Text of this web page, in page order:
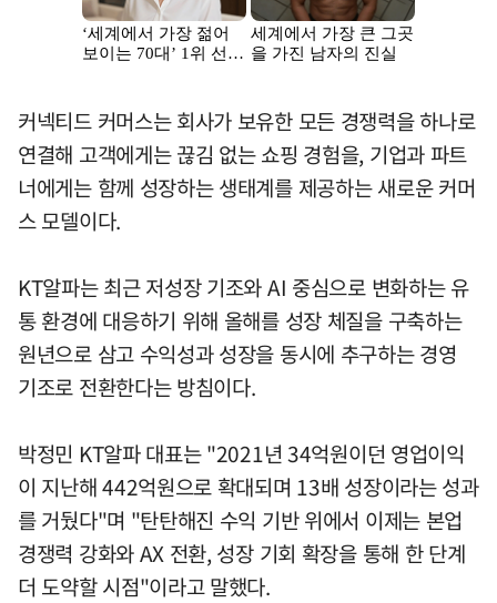
커넥티드 커머스는 회사가 보유한 모든 경쟁력을 하나로
연결해 고객에게는 끊김 없는 쇼핑 경험을, 기업과 파트
너에게는 함께 성장하는 생태계를 제공하는 새로운 커머
스 모델이다.
KT알파는 최근 저성장 기조와 AI 중심으로 변화하는 유
통 환경에 대응하기 위해 올해를 성장 체질을 구축하는
원년으로 삼고 수익성과 성장을 동시에 추구하는 경영
기조로 전환한다는 방침이다.
박정민 KT알파 대표는 "2021년 34억원이던 영업이익
이 지난해 442억원으로 확대되며 13배 성장이라는 성과
를 거뒀다"며 "탄탄해진 수익 기반 위에서 이제는 본업
경쟁력 강화와 AX 전환, 성장 기회 확장을 통해 한 단계
더 도약할 시점"이라고 말했다.